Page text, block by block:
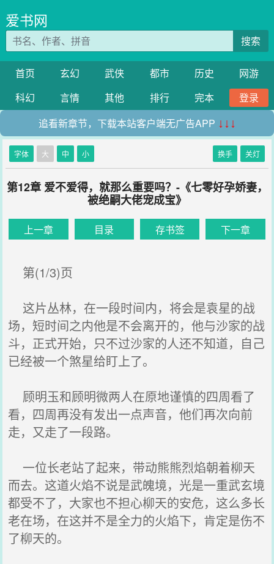
爱书网
搜索
首页 玄幻 武侠 都市 历史
网游
科幻
言情 其他 排行 完本
登录
追看新章节，下载本站客户端无广告APP ↓↓↓
字体 大 中 小 换手 关灯
第12章 爱不爱得，就那么重要吗？-《七零好孕娇妻，
被绝嗣大佬宠成宝》
上一章 目录 存书签 下一章
第(1/3)页
这片丛林，在一段时间内，将会是袁星的战
场，短时间之内他是不会离开的，他与沙家的战
斗，正式开始，只不过沙家的人还不知道，自己
已经被一个煞星给盯上了。
顾明玉和顾明微两人在原地谨慎的四周看了
看，四周再没有发出一点声音，他们再次向前
走，又走了一段路。
一位长老站了起来，带动熊熊烈焰朝着柳天
而去。这道火焰不说是武魄境，光是一重武玄境
都受不了，大家也不担心柳天的安危，这么多长
老在场，在这并不是全力的火焰下，肯定是伤不
了柳天的。